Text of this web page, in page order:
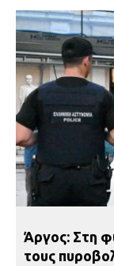
Άργος: Στη
τους